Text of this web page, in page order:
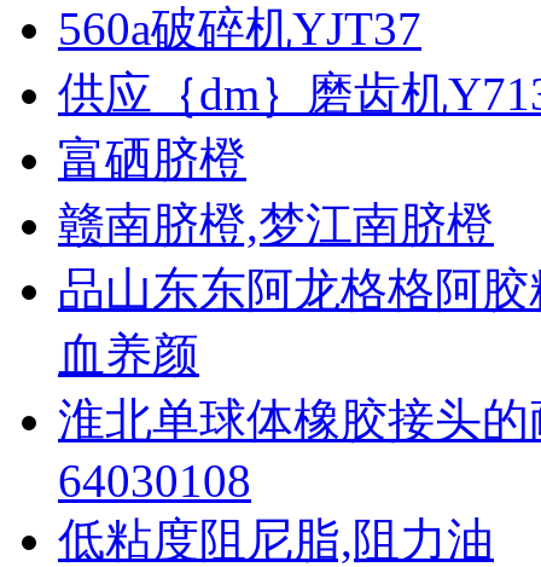
560a破碎机YJT37
供应｛dm｝磨齿机
富硒脐橙
赣南脐橙,梦江南脐橙
品山东东阿龙格格阿
血养颜
淮北单球体橡胶接头
64030108
低粘度阻尼脂,阻力油